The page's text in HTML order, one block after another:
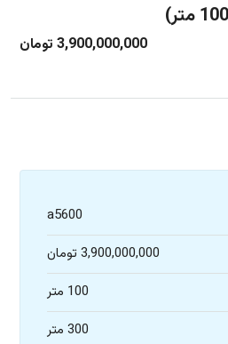
3,900,000,000 تومان
a5600
3,900,000,000 تومان
100 متر
300 متر